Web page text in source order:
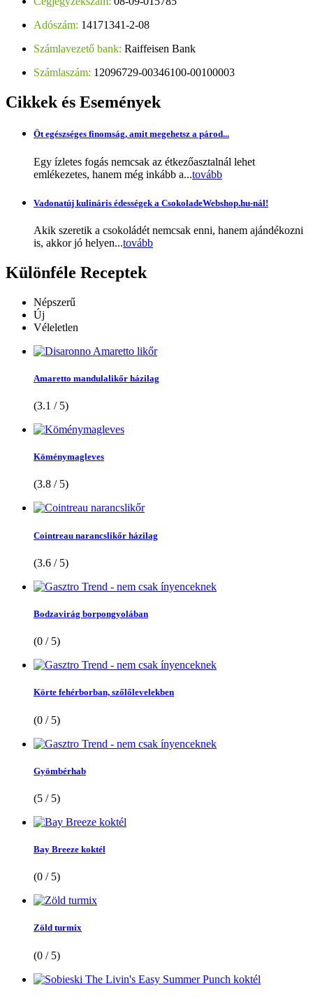
Adószám: 14171341-2-08
Számlavezető bank: Raiffeisen Bank
Számlaszám: 12096729-00346100-00100003
Cikkekés Események
Öt egészséges finomság, amit megehetsz a párod...
Egy ízletes fogás nemcsak az étkezőasztalnál lehet
emlékezetes, hanem még inkább a...tovább
Vadonatúj kulináris édességek a CsokoladeWebshop.hu-nál!
Akik szeretik a csokoládét nemcsak enni, hanem ajándékozni
is, akkor jó helyen...tovább
Különféle Receptek
Népszerű
Új
Véleletlen
Amaretto mandulalikőr házilag
(3.1 / 5)
Köménymagleves
(3.8 / 5)
Cointreau narancslikőr házilag
(3.6 / 5)
Bodzavirág borpongyolában
(0 / 5)
Körte fehérborban, szőlőlevelekben
(0 / 5)
Gyömbérhab
(5 / 5)
Bay Breeze koktél
(0 / 5)
Zöld turmix
(0 / 5)